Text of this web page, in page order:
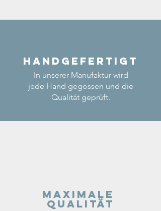
Handgefertigt
In unserer Manufaktur wird
jede Hand gegossen und die
Qualität geprüft.
Maximale
Qualität